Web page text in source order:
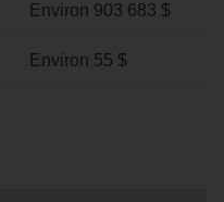
Environ 903 683 $
Environ 55 $